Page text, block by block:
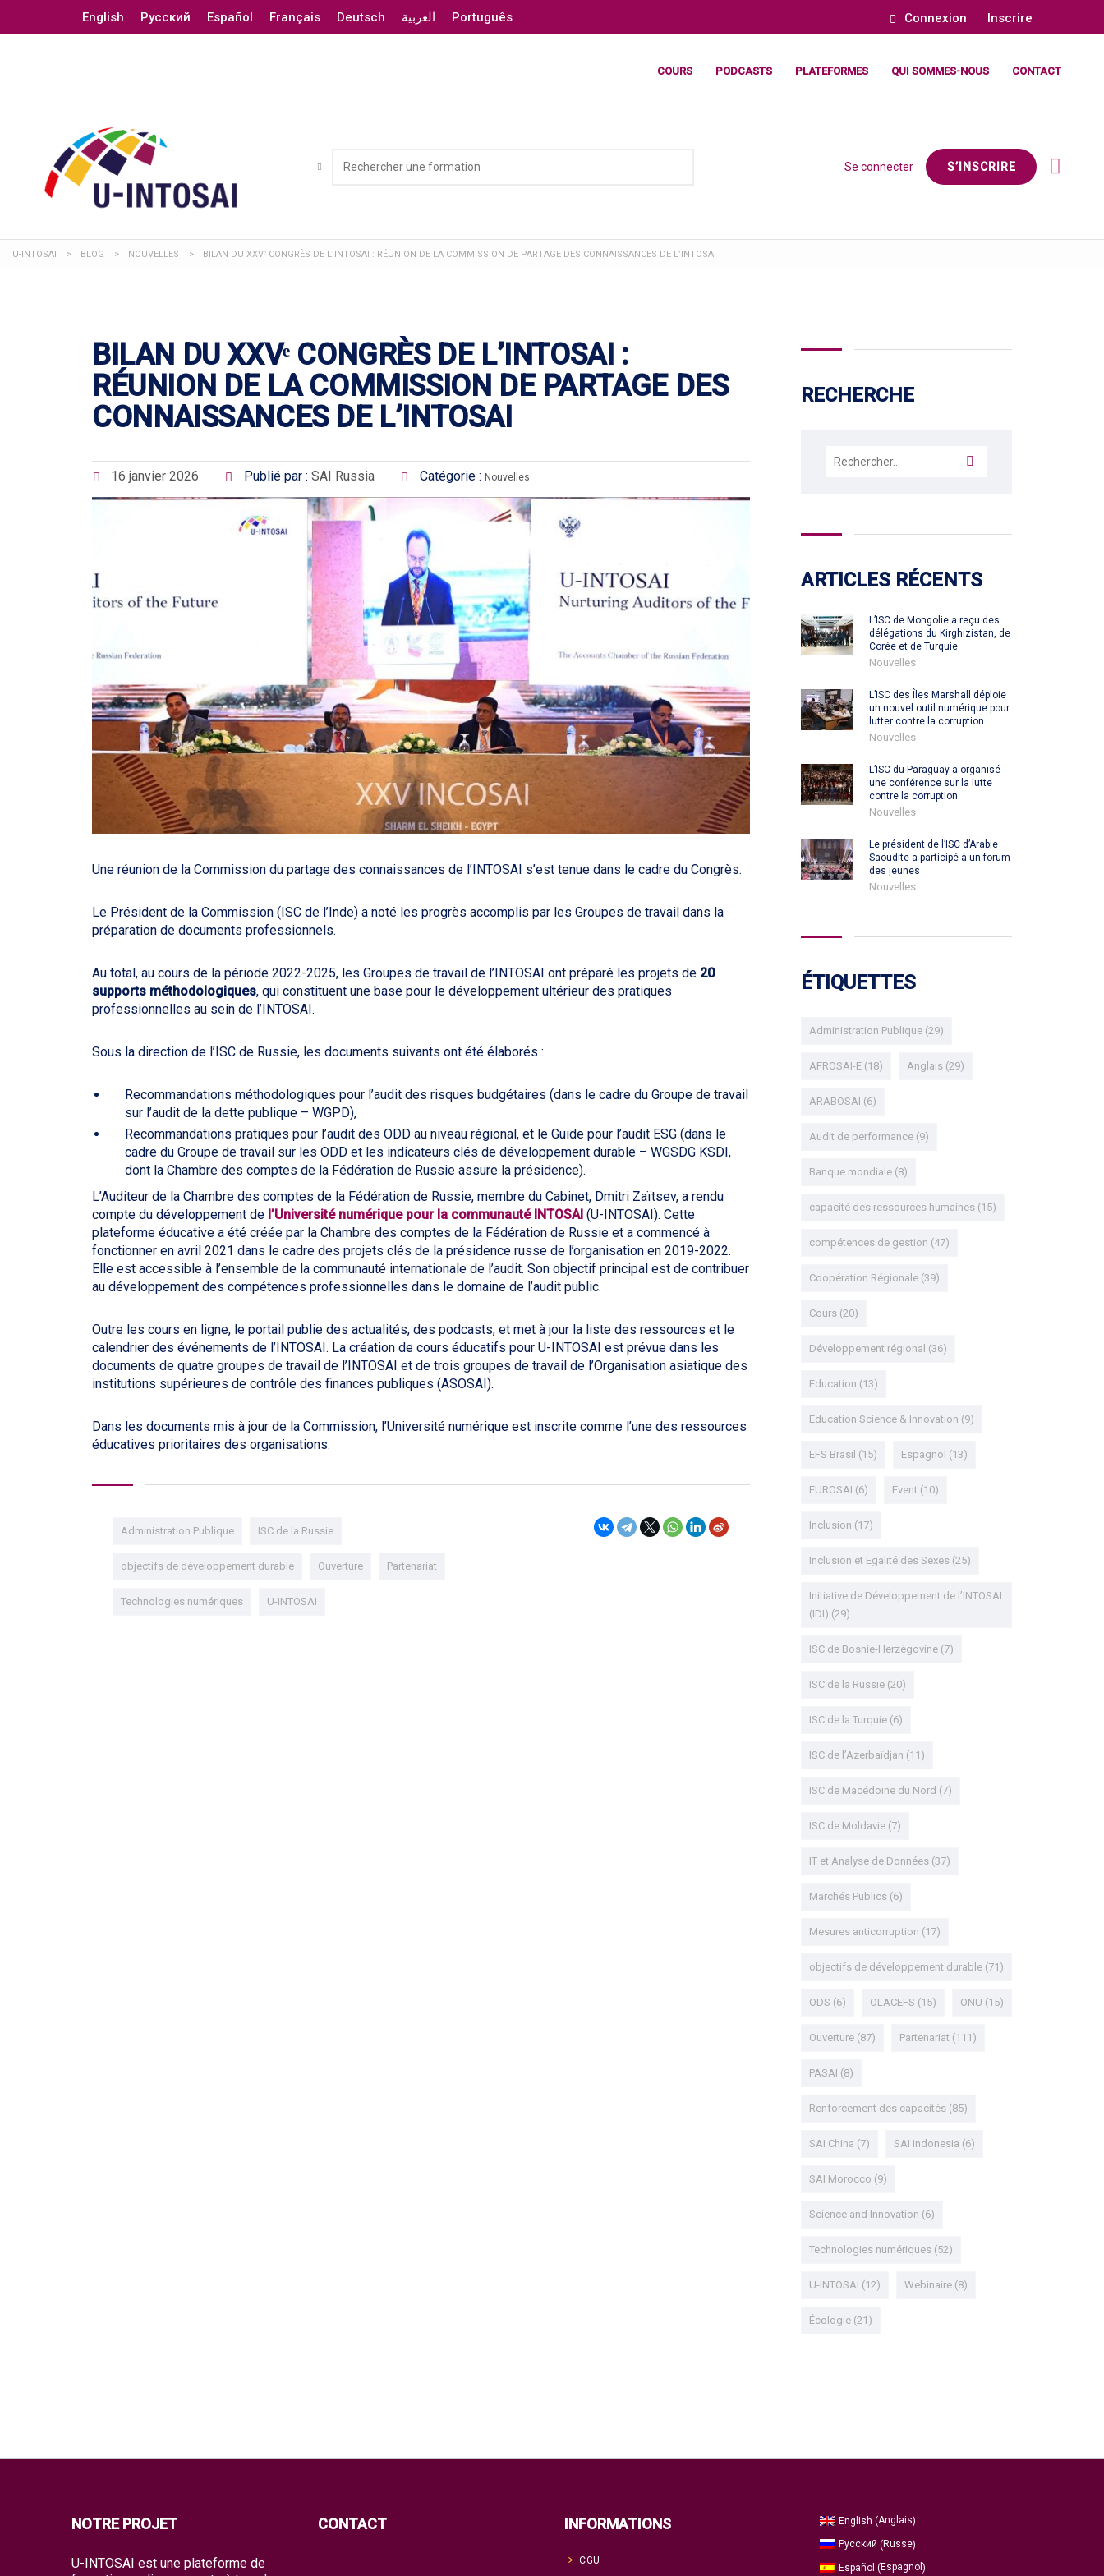
English Русский Español Français Deutsch العربية Português Connexion Inscrire
COURS PODCASTS PLATEFORMES QUI SOMMES-NOUS CONTACT
Se connecter S’INSCRIRE
U-INTOSAI > BLOG > NOUVELLES > BILAN DU XXVᵉ CONGRÈS DE L’INTOSAI : RÉUNION DE LA COMMISSION DE PARTAGE DES CONNAISSANCES DE L’INTOSAI
BILAN DU XXVᵉ CONGRÈS DE L’INTOSAI :
RÉUNION DE LA COMMISSION DE PARTAGE DES
CONNAISSANCES DE L’INTOSAI
16 janvier 2026 Publié par : SAI Russia Catégorie : Nouvelles
Une réunion de la Commission du partage des connaissances de l’INTOSAI s’est tenue dans le cadre du Congrès.
Le Président de la Commission (ISC de l’Inde) a noté les progrès accomplis par les Groupes de travail dans la
préparation de documents professionnels.
Au total, au cours de la période 2022-2025, les Groupes de travail de l’INTOSAI ont préparé les projets de 20
supports méthodologiques, qui constituent une base pour le développement ultérieur des pratiques
professionnelles au sein de l’INTOSAI.
Sous la direction de l’ISC de Russie, les documents suivants ont été élaborés :
Recommandations méthodologiques pour l’audit des risques budgétaires (dans le cadre du Groupe de travail
sur l’audit de la dette publique – WGPD),
Recommandations pratiques pour l’audit des ODD au niveau régional, et le Guide pour l’audit ESG (dans le
cadre du Groupe de travail sur les ODD et les indicateurs clés de développement durable – WGSDG KSDI,
dont la Chambre des comptes de la Fédération de Russie assure la présidence).
L’Auditeur de la Chambre des comptes de la Fédération de Russie, membre du Cabinet, Dmitri Zaïtsev, a rendu
compte du développement de l’Université numérique pour la communauté INTOSAI (U-INTOSAI). Cette
plateforme éducative a été créée par la Chambre des comptes de la Fédération de Russie et a commencé à
fonctionner en avril 2021 dans le cadre des projets clés de la présidence russe de l’organisation en 2019-2022.
Elle est accessible à l’ensemble de la communauté internationale de l’audit. Son objectif principal est de contribuer
au développement des compétences professionnelles dans le domaine de l’audit public.
Outre les cours en ligne, le portail publie des actualités, des podcasts, et met à jour la liste des ressources et le
calendrier des événements de l’INTOSAI. La création de cours éducatifs pour U-INTOSAI est prévue dans les
documents de quatre groupes de travail de l’INTOSAI et de trois groupes de travail de l’Organisation asiatique des
institutions supérieures de contrôle des finances publiques (ASOSAI).
Dans les documents mis à jour de la Commission, l’Université numérique est inscrite comme l’une des ressources
éducatives prioritaires des organisations.
Administration Publique ISC de la Russie
objectifs de développement durable Ouverture Partenariat
Technologies numériques U-INTOSAI
RECHERCHE
Rechercher :
ARTICLES RÉCENTS
L’ISC de Mongolie a reçu des
délégations du Kirghizistan, de
Corée et de Turquie
Nouvelles
L’ISC des Îles Marshall déploie
un nouvel outil numérique pour
lutter contre la corruption
Nouvelles
L’ISC du Paraguay a organisé
une conférence sur la lutte
contre la corruption
Nouvelles
Le président de l’ISC d’Arabie
Saoudite a participé à un forum
des jeunes
Nouvelles
ÉTIQUETTES
Administration Publique(29)
AFROSAI-E(18) Anglais(29)
ARABOSAI (6)
Audit de performance(9)
Banque mondiale(8)
capacité des ressources humaines(15)
compétences de gestion (47)
Coopération Régionale(39)
Cours(20)
Développement régional (36)
Education (13)
Education Science & Innovation (9)
EFS Brasil (15) Espagnol (13)
EUROSAI (6) Event (10)
Inclusion (17)
Inclusion et Egalité des Sexes(25)
Initiative de Développement de l’INTOSAI
(IDI) (29)
ISC de Bosnie-Herzégovine(7)
ISC de la Russie(20)
ISC de la Turquie(6)
ISC de l’Azerbaïdjan (11)
ISC de Macédoine du Nord (7)
ISC de Moldavie(7)
IT et Analyse de Données(37)
Marchés Publics(6)
Mesures anticorruption (17)
objectifs de développement durable(71)
ODS (6) OLACEFS (15) ONU (15)
Ouverture(87) Partenariat (111)
PASAI (8)
Renforcement des capacités(85)
SAI China (7) SAI Indonesia (6)
SAI Morocco (9)
Science and Innovation (6)
Technologies numériques(52)
U-INTOSAI (12) Webinaire(8)
Écologie(21)
NOTRE PROJET
U-INTOSAI est une plateforme de
CONTACT INFORMATIONS
CGU
English (Anglais)
Русский (Russe)
Español (Espagnol )